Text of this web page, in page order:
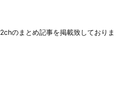
のまとめ記事を掲載致しておりま